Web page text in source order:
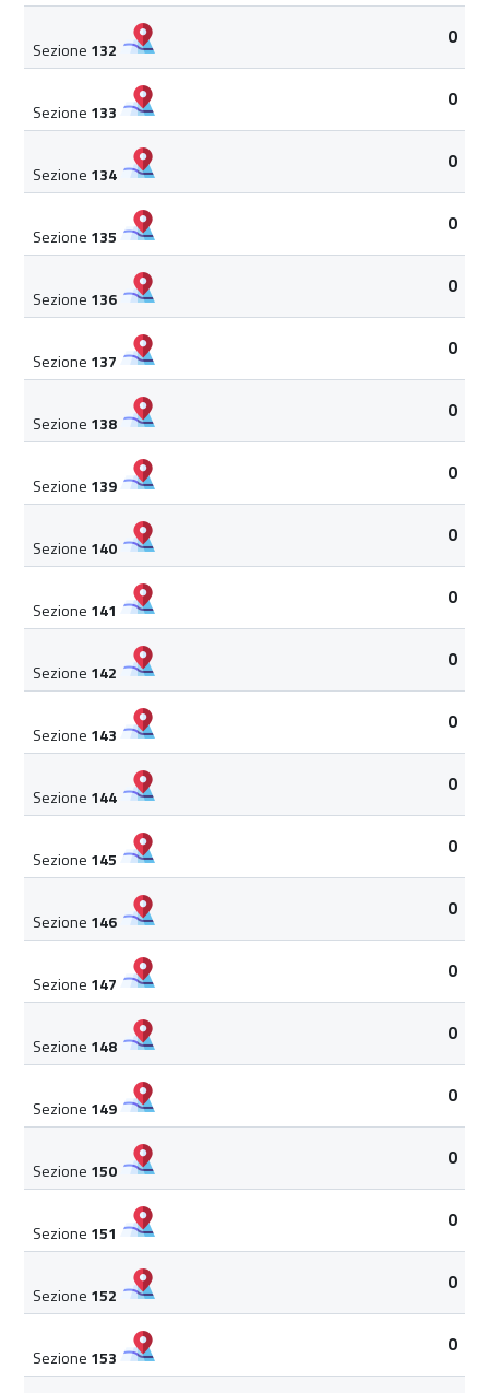
Sezione 132
0
Sezione 133
0
Sezione 134
0
Sezione 135
0
Sezione 136
0
Sezione 137
0
Sezione 138
0
Sezione 139
0
Sezione 140
0
Sezione 141
0
Sezione 142
0
Sezione 143
0
Sezione 144
0
Sezione 145
0
Sezione 146
0
Sezione 147
0
Sezione 148
0
Sezione 149
0
Sezione 150
0
Sezione 151
0
Sezione 152
0
Sezione 153
0